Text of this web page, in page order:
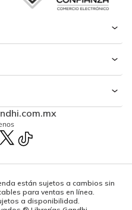
están sujetos a cambios sin
para ventas en línea.
a disponibilidad.